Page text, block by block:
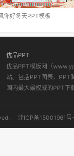
你好冬天PPT模板
优品PPT
优品PPT模板网（
站。包括PPT图表、PPT
国内最大最权威的PPT下
津ICP备15001961号